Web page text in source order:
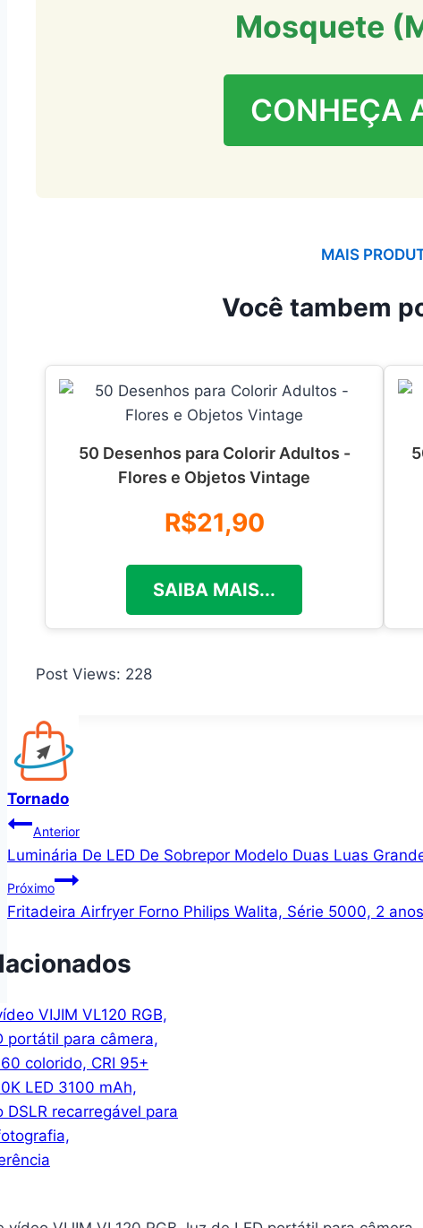
Mosquete
CONHEÇA
MAIS
Você tambem
50 Desenhos para Colorir Adultos -
Flores e Objetos Vintage
R$21,90
SAIBA MAIS...
Post Views: 228
Tornado
Navegação
de
Post
Anterior
Luminária De LED De Sobrepor Modelo Duas Luas
Próximo
Fritadeira Airfryer Forno Philips Walita, Série 5000, 2